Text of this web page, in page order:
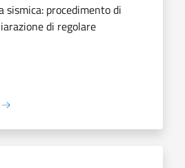
sismica: procedimento di
di regolare